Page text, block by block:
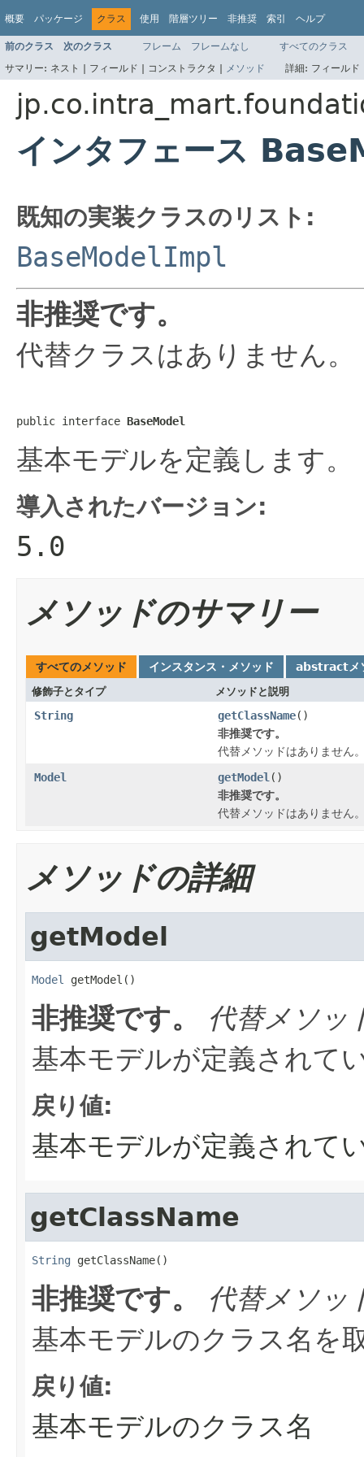
概要 パッケージ クラス 使用 階層ツリー 非推奨 索引 ヘルプ
前のクラス 次のクラス フレーム フレームなし
すべてのクラス
サマリー: ネスト | フィールド | コンストラクタ | メソッド 詳細: フィール
インタフェース
既知の実装クラスのリスト:
BaseModelImpl
非推奨です。
代替クラスはありません。
public interface BaseModel
基本モデルを定義します。
導入されたバージョン:
5.0
メソッドのサマリー
すべてのメソッド インスタンス・メソッド abstractメ
修飾子とタイプ メソッドと説明
String getClassName()
非推奨です。
代替メソッドはありません
Model
getModel ()
非推奨です。
代替メソッドはありません
メソッドの詳細
getModel
Model getModel()
非推奨です。
代替メソッ
基本モデルが定義されて
戻り値:
基本モデルが定義されて
getClassName
String getClassName()
非推奨です。
代替メソッ
基本モデルのクラス名を
戻り値:
基本モデルのクラス名